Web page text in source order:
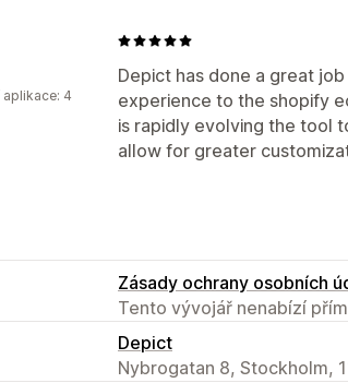
Depict has done a great
experience to the shopify
is rapidly evolving the tool
allow for greater
4
Zásady ochrany osobních
Tento vývojář nenabízí
Depict
Nybrogatan 8, Stockholm,